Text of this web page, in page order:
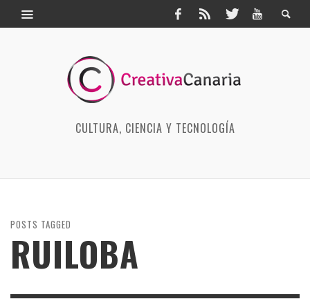
CULTURA, CIENCIA Y TECNOLOGÍA
POSTS TAGGED
RUILOBA